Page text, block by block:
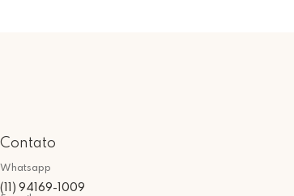
Contato
Whatsapp
(11) 94169-1009